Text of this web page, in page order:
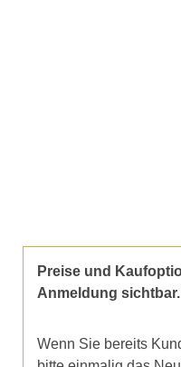
Preise und
Anmeldung sichtbar.
Wenn Sie bereits